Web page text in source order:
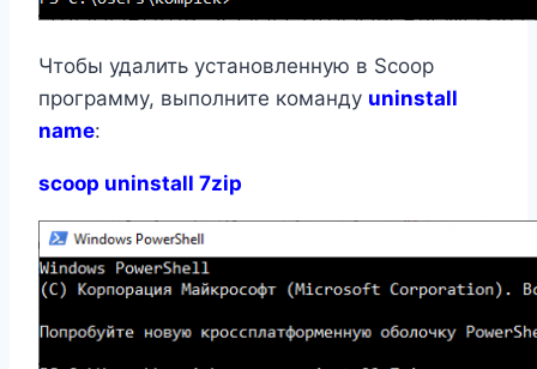
Чтобы удалить установленную в Scoop
программу, выполните команду uninstall
name:
scoop uninstall 7zip